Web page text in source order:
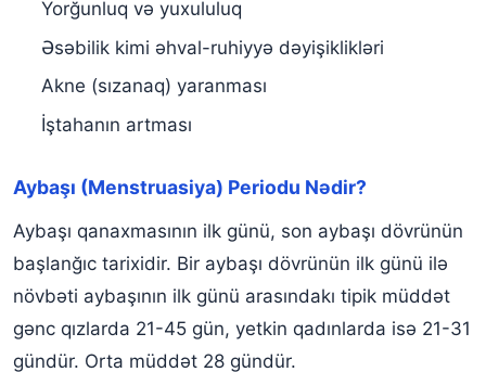
Yorğunluq və yuxululuq
Əsəbilik kimi əhval-ruhiyyə dəyişiklikləri
Akne (sızanaq) yaranması
İştahanın artması
Aybaşı (Menstruasiya) Periodu Nədir?
Aybaşı qanaxmasının ilk günü, son aybaşı dövrünün
başlanğıc tarixidir. Bir aybaşı dövrünün ilk günü ilə
növbəti aybaşının ilk günü arasındakı tipik müddət
gənc qızlarda 21-45 gün, yetkin qadınlarda isə 21-31
gündür. Orta müddət 28 gündür.